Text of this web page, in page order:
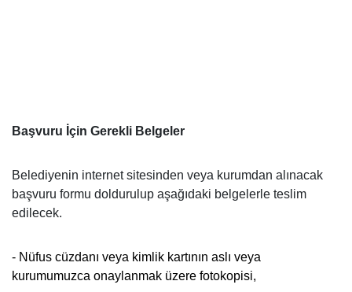
Başvuru İçin Gerekli Belgeler
Belediyenin internet sitesinden veya kurumdan alınacak
başvuru formu doldurulup aşağıdaki belgelerle teslim
edilecek.
- N üfus cüzdanı veya kimlik kartının aslı veya
kurumumuzca onaylanmak üzere fotokopisi,